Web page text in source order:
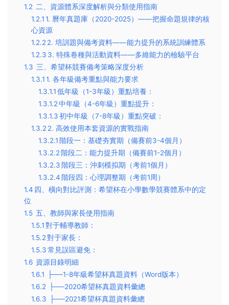
1.2 二、資源體系深度解析與分類使用指南​
1.2.1​1. 曆年真題庫（2020-2025）——把握命題規律的核
心資源​
1.2.2​2. 培訓題與備考資料——能力提升的系統訓練體系​
1.2.3 ​3. 特殊卷種與活動資料——多維能力的檢驗平台​
1.3 三、希望杯競賽備考策略深度分析​
1.3.1​1. 各年級備考重點與能力要求​
1.3.1.1​低年級（1-3年級）重點培養：​​
1.3.1.2​中年級（4-6年級）重點提升：​​
1.3.1.3​初中年級（7-8年級）重點突破：​​
1.3.2​2. 高效使用本套資源的實戰指南​
1.3.2.1 ​階段一：基礎夯實期（備賽前3-4個月）​​
1.3.2.2​階段二：能力提升期（備賽前1-2個月）​​
1.3.2.3 ​階段三：沖刺模拟期（考前1個月）​​
1.3.2.4 ​階段四：心理調整期（考前1周）​​
1.4 ​四、橫向對比評測：希望杯在小學數學競賽體系中的定
位​
1.5 五、教師與家長使用指南​
1.5.1​對于輔導教師：​​
1.5.2​對于家長：​​
1.5.3​常見誤區避免：​​
1.6 資源目錄明細
1.6.1
├──1-8年級希望杯真題資料（Word版本）
1.6.2
├──2020希望杯真題資料彙總
1.6.3
├──2021希望杯真題資料彙總